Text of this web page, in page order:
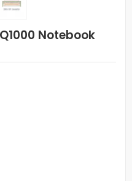
Notebook